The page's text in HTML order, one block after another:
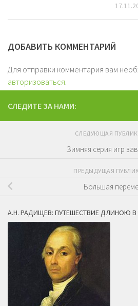
ДОБАВИТЬ КОММЕНТАРИЙ
Для отправки комментария вам
авторизоваться.
СЛЕДИТЕ ЗА НАМИ:
СЛЕДУЮЩАЯ
Зимняя серия игр
ПРЕДЫДУЩАЯ
Большая
А.Н. РАДИЩЕВ: ПУТЕШЕСТВИЕ ДЛИНОЮ